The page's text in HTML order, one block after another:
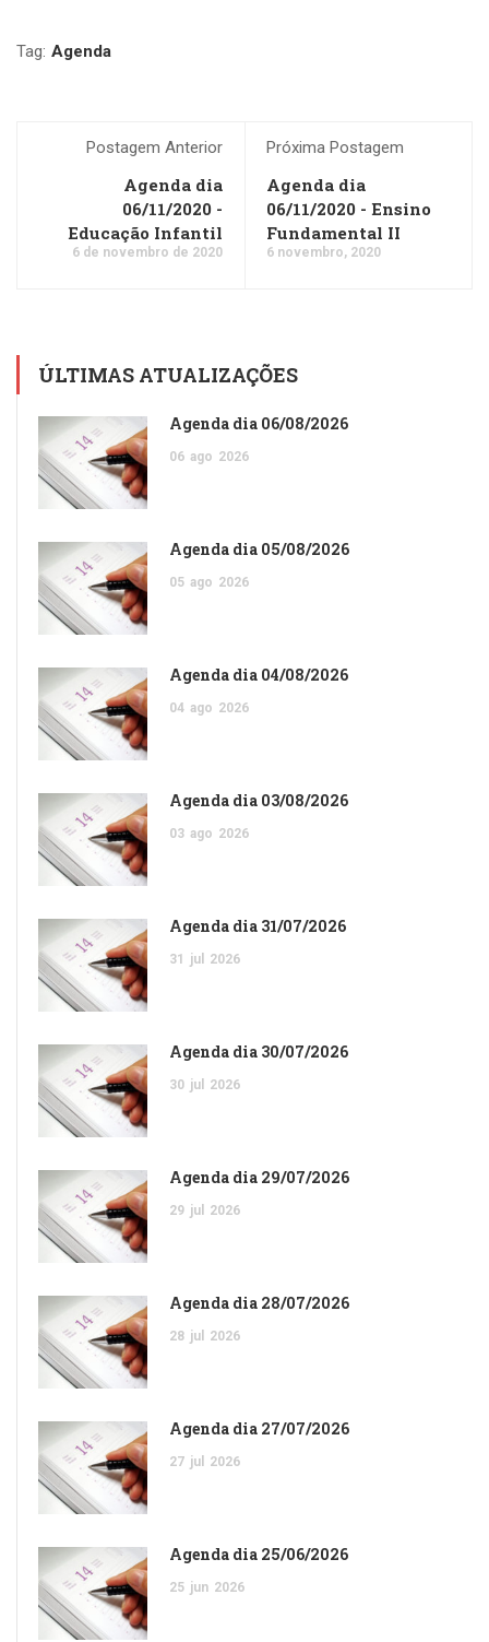
Tag: Agenda
Postagem Anterior
Agenda dia
06/11/2020 -
Educação Infantil
6 de novembro de 2020
Próxima Postagem
Agenda dia
06/11/2020 - Ensino
Fundamental II
6 novembro, 2020
ÚLTIMAS ATUALIZAÇÕES
Agenda dia 06/08/2026
06 ago 2026
Agenda dia 05/08/2026
05 ago 2026
Agenda dia 04/08/2026
04 ago 2026
Agenda dia 03/08/2026
03 ago 2026
Agenda dia 31/07/2026
31 jul 2026
Agenda dia 30/07/2026
30 jul 2026
Agenda dia 29/07/2026
29 jul 2026
Agenda dia 28/07/2026
28 jul 2026
Agenda dia 27/07/2026
27 jul 2026
Agenda dia 25/06/2026
25 jun 2026